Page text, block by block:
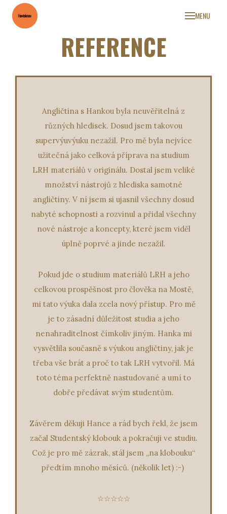
MENU
REFERENCE
Angličtina s Hankou byla neuvěřitelná z
různých hledisek. Dosud jsem takovou
supervýuvýuku nezažil. Pro mě byla nejvíce
užitečná jako celková příprava na studium
LRH materiálů v originálu. Dostal jsem veliké
množství nástrojů z hlediska samotné
angličtiny. V ní jsem si ujasnil všechny dosud
nabyté schopnosti a rozvinul a přidal všechny
nové nástroje a koncepty, které jsem viděl
úplně poprvé a jinde nezažil.
​Pokud jde o studium materiálů LRH a jeho
celkovou prospěšnost pro člověka na Mostě,
mi tato výuka dala zcela nový přístup. Pro mě
je to zásadní důležitost studia a jeho
nenahraditelnost čímkoliv jiným. Hanka mi
vysvětlila současně s výukou angličtiny, jak je
třeba vše brát a proč to tak LRH vytvořil. Má
toto téma perfektně nastudované a umí to
dobře předávat svým studentům.
​Závěrem děkuji Hance a rád bych řekl, že jsem
začal Studentský klobouk a pokračuji ve studiu.
Což je pro mě zázrak, stál jsem „na klobouku“
předtím mnoho měsíců. (několik let) :-)
☆☆☆☆☆